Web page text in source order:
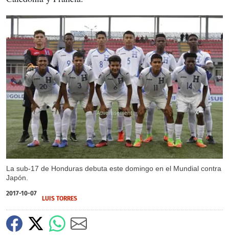
La sub-17 de Honduras debuta este domingo en el Mundial contra
Japón.
X
2017-10-07
LUIS TORRES